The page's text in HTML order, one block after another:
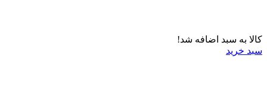
کالا به سبد اضافه شد!
سبد خرید